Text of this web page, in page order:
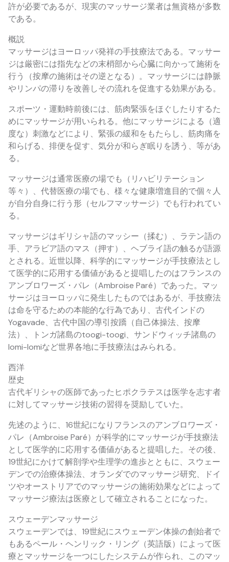
許が必要であるが、現実のマッサージ業者は無資格が多数
である。
概説
マッサージはヨーロッパ発祥の手技療法である。マッサー
ジは厳密には指先などの末梢部から心臓に向かって施術を
行う（按摩の施術はその逆となる）。マッサージには静脈
やリンパの滞りを改善しその流れを促進する効果がある。
スポーツ・運動時前後には、筋肉緊張をほぐしたりするた
めにマッサージが用いられる。他にマッサージによる（適
度な）刺激などにより、緊張の緩和をもたらし、筋肉痛を
和らげる、排便を促す、気分が和らぎ眠りを誘う、等があ
る。
マッサージは通常医療の場でも（リハビリテーション
等々）、代替医療の場でも、様々な健康増進目的で個々人
が自分自身に行う形（セルフマッサージ）でも行われてい
る。
マッサージはギリシャ語のマッシー（揉む）、ラテン語の
手、アラビア語のマス（押す）、ヘブライ語の触るが語源
とされる。近世以降、科学的にマッサージが手技療法とし
て医学的に応用する価値があると提唱したのはフランスの
アンブロワーズ・パレ（Ambroise Paré）であった。マッ
サージはヨーロッパに発生したものではあるが、手技療法
は命を守るための本能的な行為であり、古代インドの
Yogavade、古代中国の導引按蹻（自己体操法、按摩
法）、トンガ諸島のtoogi-toogi、サンドウィッチ諸島の
lomi-lomiなど世界各地に手技療法はみられる。
西洋
歴史
古代ギリシャの医師であったヒポクラテスは医学を志す者
に対してマッサージ技術の習得を奨励していた。
先述のように、16世紀になりフランスのアンブロワーズ・
パレ（Ambroise Paré）が科学的にマッサージが手技療法
として医学的に応用する価値があると提唱した。その後、
19世紀にかけて解剖学や生理学の進歩とともに、スウェー
デンでの治療体操法、オランダでのマッサージ研究、ドイ
ツやオーストリアでのマッサージの施術効果などによって
マッサージ療法は医療として確立されることになった。
スウェーデンマッサージ
スウェーデンでは、19世紀にスウェーデン体操の創始者で
もあるペール・ヘンリック・リング（英語版）によって医
療とマッサージを一つにしたシステムが作られ、このマッ